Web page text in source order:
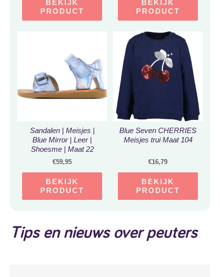
Leer Klok kijken – Time
BEKIJK
PRODUCT
BEKIJK
PRODUCT
Sandalen | Meisjes |
Blue Mirror | Leer |
Shoesme | Maat 22
€59,95
BEKIJK
PRODUCT
Blue Seven CHERRIES
Meisjes trui Maat 104
€16,79
BEKIJK
PRODUCT
Tips en nieuws over peuters